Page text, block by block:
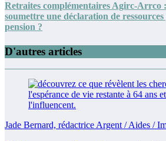
Retraites complémentaires Agirc-Arrco :
soumettre une déclaration de
pension ?
D'autres articles
Jade Bernard, rédactrice Argent / Aides /